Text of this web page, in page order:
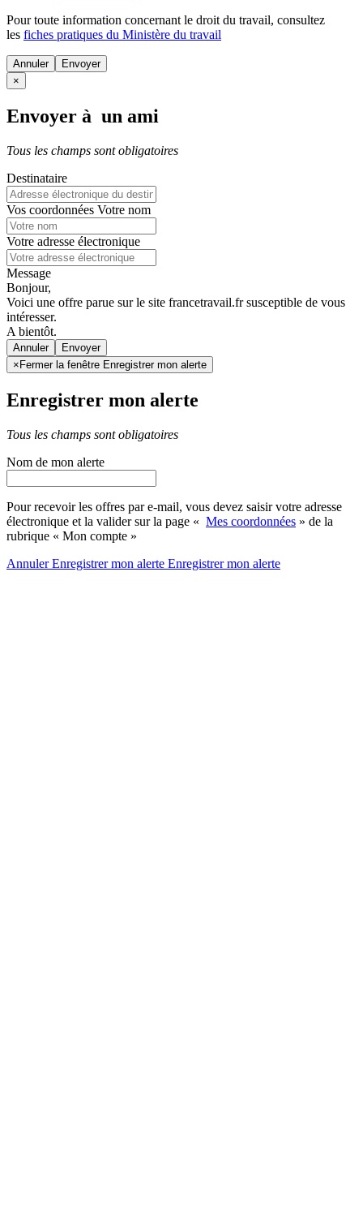
Pour toute information concernant le droit du travail, consultez
les fiches pratiques du Ministère du travail
Annuler
×
Envoyer à un ami
Tous les champs sont obligatoires
Destinataire
Vos coordonnées Votre nom
Votre adresse électronique
Message
Bonjour,
Voici une offre parue sur le site francetravail.fr susceptible de vous
intéresser.
A bientôt.
Annuler
× Fermer la fenêtre Enregistrer mon alerte
Enregistrer mon alerte
Tous les champs sont obligatoires
Nom de mon alerte
Pour recevoir les offres par e-mail, vous devez saisir votre adresse
électronique et la valider sur la page « Mes coordonnées » de la
rubrique « Mon compte »
AnnulerEnregistrer mon alerte Enregistrermon alerte